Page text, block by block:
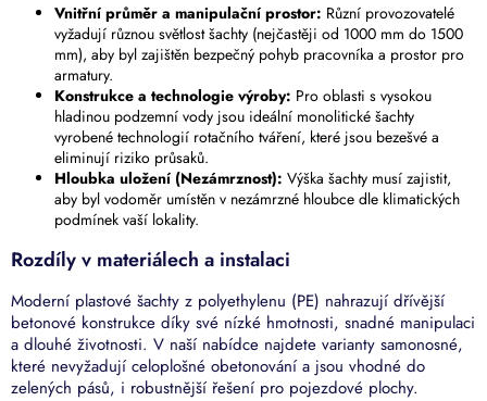
Vnitřní průměr a manipulační prostor: Různí provozovatelé
vyžadují různou světlost šachty (nejčastěji od 1000 mm do 1500
mm), aby byl zajištěn bezpečný pohyb pracovníka a prostor pro
armatury.
Konstrukce a technologie výroby: Pro oblasti s vysokou
hladinou podzemní vody jsou ideální monolitické šachty
vyrobené technologií rotačního tváření, které jsou bezešvé a
eliminují riziko průsaků.
Hloubka uložení (Nezámrznost): Výška šachty musí zajistit,
aby byl vodoměr umístěn v nezámrzné hloubce dle klimatických
podmínek vaší lokality.
Rozdíly v materiálech a instalaci
Moderní plastové šachty z polyethylenu (PE) nahrazují dřívější
betonové konstrukce díky své nízké hmotnosti, snadné manipulaci
a dlouhé životnosti. V naší nabídce najdete varianty samonosné,
které nevyžadují celoplošné obetonování a jsou vhodné do
zelených pásů, i robustnější řešení pro pojezdové plochy.